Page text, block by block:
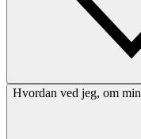
Hvordan ved jeg, om